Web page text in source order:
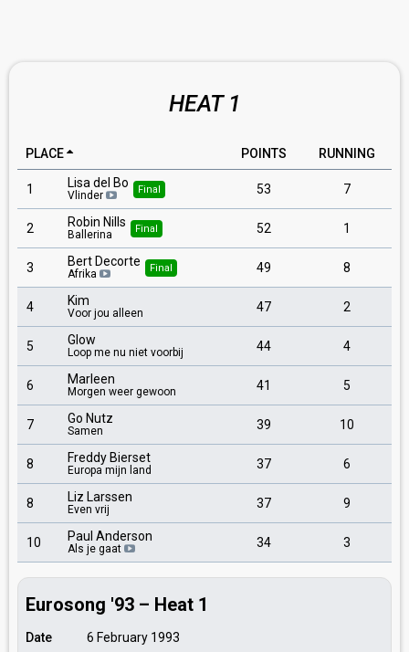
HEAT 1
PLACE POINTS RUNNING
1 Lisa del Bo
Vlinder Final 53 7
2 Robin Nills
Ballerina Final 52 1
3 Bert Decorte
Afrika Final 49 8
4 Kim
Voor jou alleen 47 2
5 Glow
Loop me nu niet voorbij 44 4
6 Marleen
Morgen weer gewoon 41 5
7 Go Nutz
Samen 39 10
8 Freddy Bierset
Europa mijn land 37 6
8 Liz Larssen
Even vrij 37 9
10 Paul Anderson
Als je gaat 34 3
Eurosong '93 – Heat 1
Date 6 February 1993